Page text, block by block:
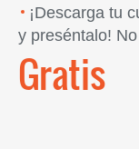
¡Descarga tu
y preséntalo!
Gratis